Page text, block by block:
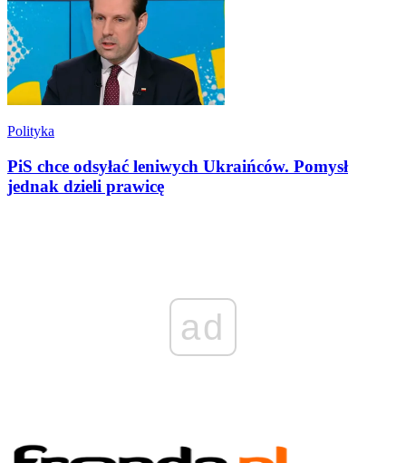
Polityka
PiS chce odsyłać leniwych Ukraińców. Pomysł
jednak dzieli prawicę
ad